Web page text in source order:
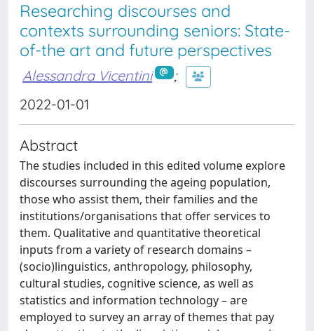
Researching discourses and
contexts surrounding seniors: State-
of-the art and future perspectives
Alessandra Vicentini
;
2022-01-01
Abstract
The studies included in this edited volume explore
discourses surrounding the ageing population,
those who assist them, their families and the
institutions/organisations that offer services to
them. Qualitative and quantitative theoretical
inputs from a variety of research domains –
(socio)linguistics, anthropology, philosophy,
cultural studies, cognitive science, as well as
statistics and information technology – are
employed to survey an array of themes that pay